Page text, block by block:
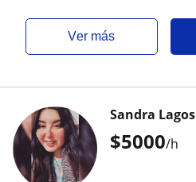
ver más
$5000/h
Sandra Lagos